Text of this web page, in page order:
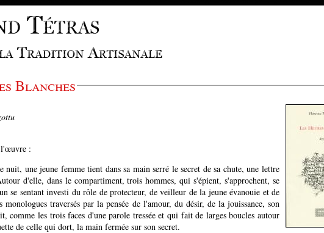
Blanches
l'œuvre :
nuit, une jeune femme tient dans sa main serré le secret de sa chute, une lettre
d'elle, dans le compartiment, trois hommes, qui s'épient, s'approchent, se
se sentant investi du rôle de protecteur, de veilleur de la jeune évanouie et de
monologues traversés par la pensée de l'amour, du désir, de la jouissance, son
comme les trois faces d'une parole tressée et qui fait de larges boucles autour
de celle qui dort, la main fermée sur son secret.